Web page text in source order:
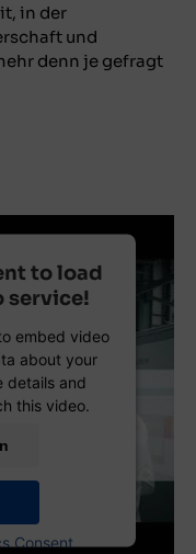
in der
und
denn je gefragt
to load
service!
embed video
about your
details and
this video.
Consent